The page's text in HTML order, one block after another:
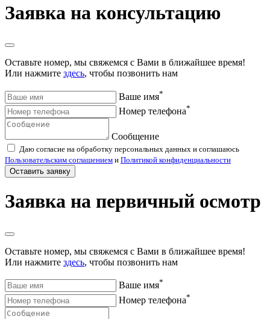
Заявка на консультацию
Оставьте номер, мы свяжемся с Вами в ближайшее время!
Или нажмите здесь, чтобы позвонить нам
Ваше имя*
Номер телефона*
Сообщение
Даю согласие на обработку персональных данных и соглашаюсь
Пользовательским соглашением и Политикой конфиденциальности
Оставить заявку
Заявка на первичный осмотр
Оставьте номер, мы свяжемся с Вами в ближайшее время!
Или нажмите здесь, чтобы позвонить нам
Ваше имя*
Номер телефона*